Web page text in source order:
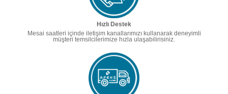
Hızlı Destek
Mesai saatleri içinde iletişim kanallarımızı kullanarak deneyimli
müşteri temsilcilerimize hızla ulaşabilirisiniz.